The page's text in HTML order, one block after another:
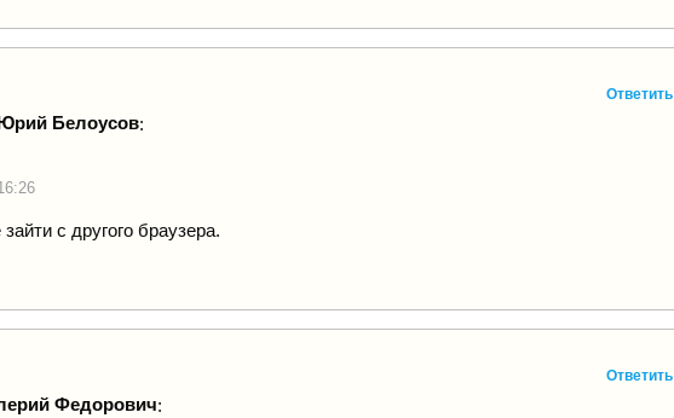
Юрий Белоусов:
с другого браузера.
Ответить
Федорович:
Ответить